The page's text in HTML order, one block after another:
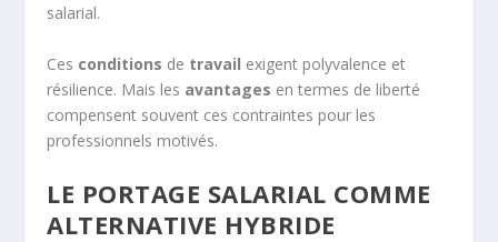
salarial.
Ces conditions de travail exigent polyvalence et
résilience. Mais les avantages en termes de liberté
compensent souvent ces contraintes pour les
professionnels motivés.
LE PORTAGE SALARIAL COMME
ALTERNATIVE HYBRIDE